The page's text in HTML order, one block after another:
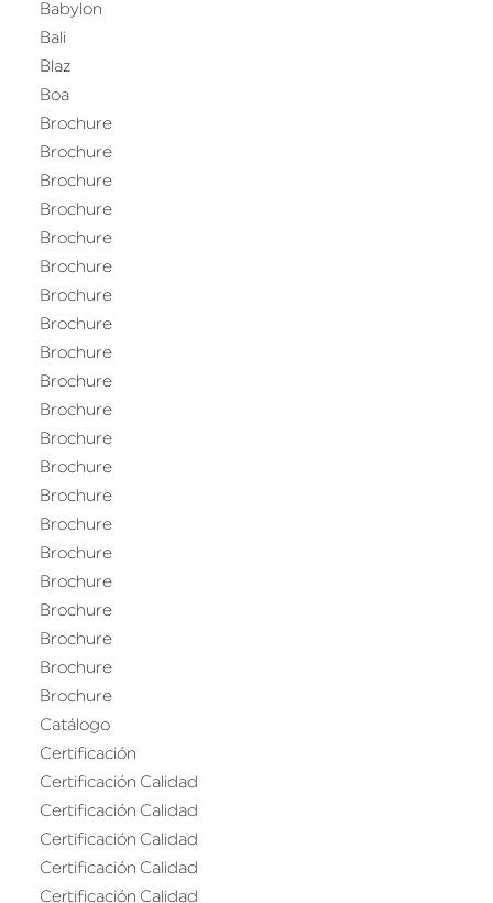
Babylon
Bali
Blaz
Boa
Brochure
Brochure
Brochure
Brochure
Brochure
Brochure
Brochure
Brochure
Brochure
Brochure
Brochure
Brochure
Brochure
Brochure
Brochure
Brochure
Brochure
Brochure
Brochure
Brochure
Brochure
Catálogo
Certificación
Certificación Calidad
Certificación Calidad
Certificación Calidad
Certificación Calidad
Certificación Calidad